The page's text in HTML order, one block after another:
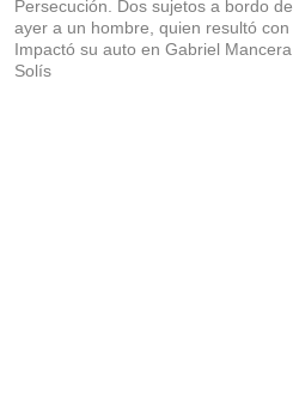
Persecución. Dos sujetos a bordo
ayer a un hombre, quien resultó
Impactó su auto en Gabriel
Solís